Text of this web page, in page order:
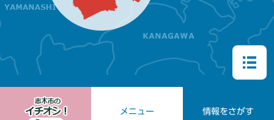
メニュー 情報をさがす